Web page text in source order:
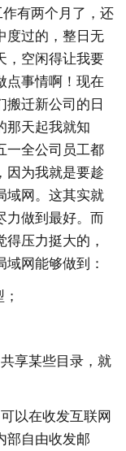
作有两个月了，还
度过的，整日无
，空闲得让我要
点事情啊！现在
搬迁新公司的日
那天起我就知
一全公司员工都
因为我就是要趁
网。这其实就
力做到最好。而
压力挺大的，
网能够做到：
享某些目录，就
以在收发互联网
部自由收发邮